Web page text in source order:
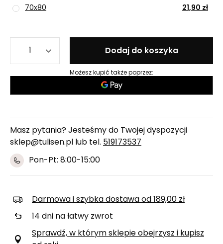
70x80 21,90 zł
Dodaj do koszyka
Możesz kupić także poprzez:
Masz pytania? Jesteśmy do Twojej dyspozycji
sklep@tulisen.pl lub tel. 519173537
Pon-Pt: 8:00-15:00
Darmowa i szybka dostawa od 189,00 zł
14 dni na łatwy zwrot
Sprawdź, w którym sklepie obejrzysz i kupisz